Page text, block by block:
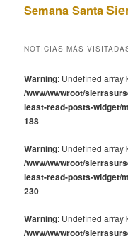
Semana Santa
NOTICIAS MÁS
Warning: Undefined array
/www/wwwroot/
least-read-posts-widget/
188
Warning: Undefined array
/www/wwwroot/
least-read-posts-widget/
230
Warning: Undefined array
/www/wwwroot/